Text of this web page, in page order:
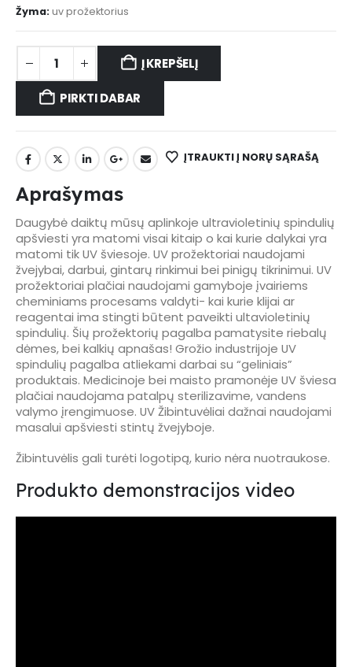
Žyma: uv prožektorius
Į KREPŠELĮ
PIRKTI DABAR
ĮTRAUKTI Į NORŲ SĄRAŠĄ
Aprašymas
Daugybė daiktų mūsų aplinkoje ultravioletinių spindulių
apšviesti yra matomi visai kitaip o kai kurie dalykai yra
matomi tik UV šviesoje. UV prožektoriai naudojami
žvejybai, darbui, gintarų rinkimui bei pinigų tikrinimui. UV
prožektoriai plačiai naudojami gamyboje įvairiems
cheminiams procesams valdyti- kai kurie klijai ar
reagentai ima stingti būtent paveikti ultavioletinių
spindulių. Šių prožektorių pagalba pamatysite riebalų
dėmes, bei kalkių apnašas! Grožio industrijoje UV
spindulių pagalba atliekami darbai su “geliniais”
produktais. Medicinoje bei maisto pramonėje UV šviesa
plačiai naudojama patalpų sterilizavime, vandens
valymo įrengimuose. UV Žibintuvėliai dažnai naudojami
masalui apšviesti stintų žvejyboje.
Žibintuvėlis gali turėti logotipą, kurio nėra nuotraukose.
Produkto demonstracijos video